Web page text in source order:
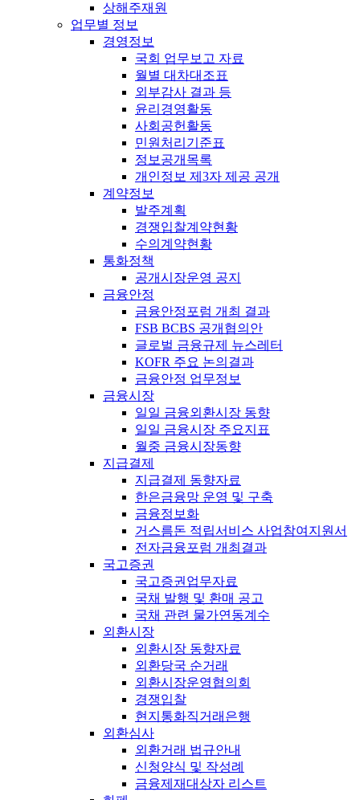
상해주재원
업무별 정보
경영정보
국회 업무보고 자료
월별 대차대조표
외부감사 결과 등
윤리경영활동
사회공헌활동
민원처리기준표
정보공개목록
개인정보 제3자 제공 공개
계약정보
발주계획
경쟁입찰계약현황
수의계약현황
통화정책
공개시장운영 공지
금융안정
금융안정포럼 개최 결과
FSB BCBS 공개협의안
글로벌 금융규제 뉴스레터
KOFR 주요 논의결과
금융안정 업무정보
금융시장
일일 금융외환시장 동향
일일 금융시장 주요지표
월중 금융시장동향
지급결제
지급결제 동향자료
한은금융망 운영 및 구축
금융정보화
거스름돈 적립서비스 사업참여지원서
전자금융포럼 개최결과
국고증권
국고증권업무자료
국채 발행 및 환매 공고
국채 관련 물가연동계수
외환시장
외환시장 동향자료
외환당국 순거래
외환시장운영협의회
경쟁입찰
현지통화직거래은행
외환심사
외환거래 법규안내
신청양식 및 작성례
금융제재대상자 리스트